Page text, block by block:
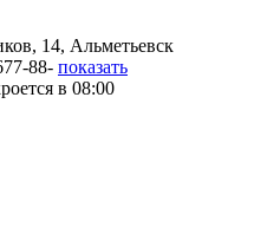
14, Альметьевск
88- показать
в 08:00